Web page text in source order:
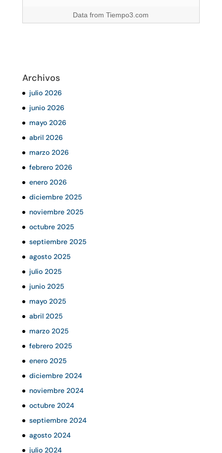
Data fromTiempo3.com
Archivos
julio 2026
junio 2026
mayo 2026
abril 2026
marzo 2026
febrero 2026
enero 2026
diciembre 2025
noviembre 2025
octubre 2025
septiembre 2025
agosto 2025
julio 2025
junio 2025
mayo 2025
abril 2025
marzo 2025
febrero 2025
enero 2025
diciembre 2024
noviembre 2024
octubre 2024
septiembre 2024
agosto 2024
julio 2024